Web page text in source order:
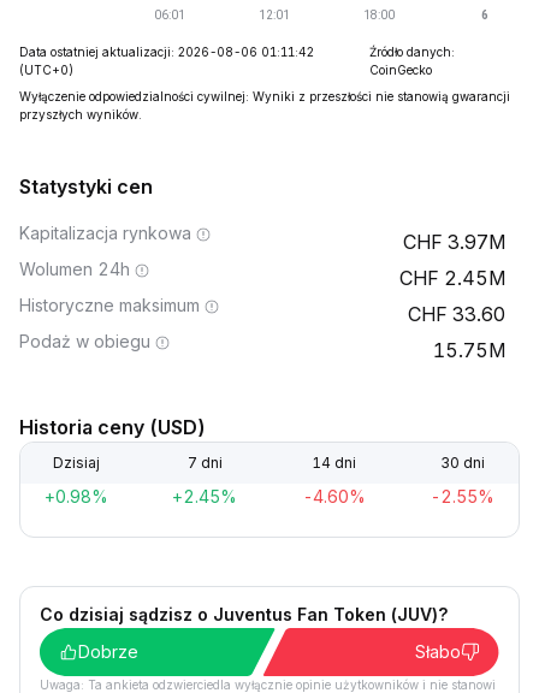
Data ostatniej aktualizacji: 2026-08-06 01:11:42
(UTC+0)
Źródło danych:
CoinGecko
Wyłączenie odpowiedzialności cywilnej: Wyniki z przeszłości nie stanowią gwarancji
przyszłych wyników.
Statystyki cen
Kapitalizacja rynkowa 3.97M
Wolumen 24h 2.45M
Historyczne maksimum 33.60
Podaż w obiegu 15.75M
Historia ceny (USD)
Dzisiaj 7 dni 14 dni 30 dni
+0.98% +2.45% -4.60% -2.55%
Co dzisiaj sądzisz o Juventus Fan Token (JUV)?
Dobrze
Słabo
Uwaga: Ta ankieta odzwierciedla wyłącznie opinie użytkowników i nie stanowi